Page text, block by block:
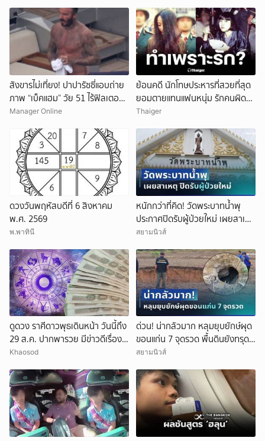
สังขารไม่เที่ยง! ปาปารัซซี่แอบถ่าย
ภาพ “เบ็คแฮม” วัย 51 ไร้ฟิลเตอร์
เผยให้เห็นผมบาง-ศีรษะล้าน
Manager Online
ย้อนคดี นักโทษประหารที่สวยที่สุด
ยอมตายแทนแฟนหนุ่ม รักคนผิด
ชีวิตดิ่งเหว
Thaiger
ดวงวันพฤหัสบดีที่ 6 สิงหาคม
พ.ศ. 2569
พ.พาทินี
หนักกว่าที่คิด! วัดพระบาทน้ำพุ
ประกาศปิดรับผู้ป่วยใหม่ เผยสาเหตุ
สุดสะเทือนใจ
สยามนิวส์
ดูดวง ราศีดาวพุธเดินหน้า วันนี้ถึง
29 ส.ค. ปากพารวย มีข่าวดีเรื่อง
เงิน-ค้าขาย
Khaosod
ด่วน! น่ากลัวมาก หลุมยุบยักษ์ผุด
ขอนแก่น 7 จุดรวด พื้นดินยังทรุด
ไม่หยุด ชาวบ้านผวาหนัก
สยามนิวส์